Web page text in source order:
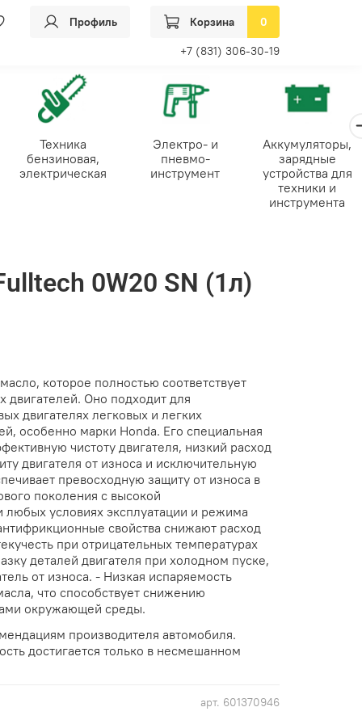
Профиль Корзина 0
+7 (831) 306-30-19
Техника
бензиновая,
электрическая
Электро- и
пневмо-
инструмент
Аккумуляторы,
зарядные
устройства для
техники и
инструмента
арт. 601370946
0W20 SN (1л)
которое полностью соответствует
двигателей. Оно подходит для
двигателях легковых и легких
особенно марки Honda. Его специальная
чистоту двигателя, низкий расход
двигателя от износа и исключительную
превосходную защиту от износа в
поколения с высокой
любых условиях эксплуатации и режима
свойства снижают расход
при отрицательных температурах
деталей двигателя при холодном пуске,
от износа. - Низкая испаряемость
что способствует снижению
окружающей среды.
производителя автомобиля.
достигается только в несмешанном